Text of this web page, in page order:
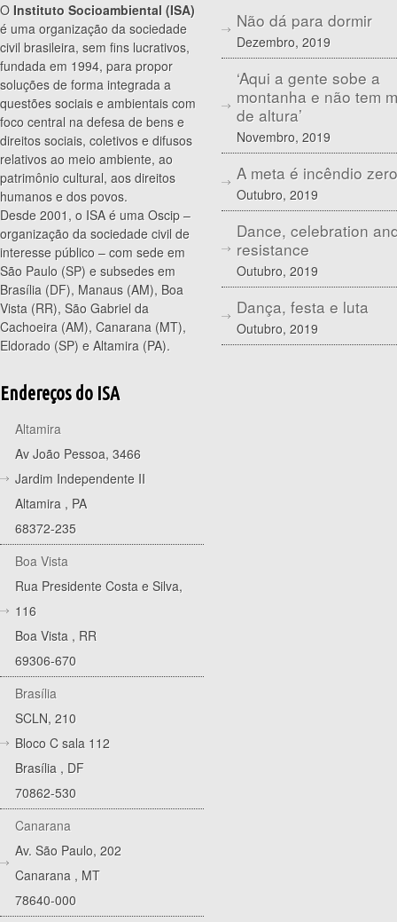
O Instituto Socioambiental (ISA)
é uma organização da sociedade
civil brasileira, sem fins lucrativos,
fundada em 1994, para propor
soluções de forma integrada a
questões sociais e ambientais com
foco central na defesa de bens e
direitos sociais, coletivos e difusos
relativos ao meio ambiente, ao
patrimônio cultural, aos direitos
humanos e dos povos.
Desde 2001, o ISA é uma Oscip –
organização da sociedade civil de
interesse público – com sede em
São Paulo (SP) e subsedes em
Brasília (DF), Manaus (AM), Boa
Vista (RR), São Gabriel da
Cachoeira (AM), Canarana (MT),
Eldorado (SP) e Altamira (PA).
Endereços do ISA
Altamira
Av João Pessoa, 3466
Jardim Independente II
Altamira , PA
68372-235
Boa Vista
Rua Presidente Costa e Silva,
116
Boa Vista , RR
69306-670
Brasília
SCLN, 210
Bloco C sala 112
Brasília , DF
70862-530
Canarana
Av. São Paulo, 202
Canarana , MT
78640-000
Não dá para dormir
Dezembro, 2019
‘Aqui a gente sobe a
montanha e não tem
de altura’
Novembro, 2019
A meta é incêndio zero
Outubro, 2019
Dance, celebration
resistance
Outubro, 2019
Dança, festa e luta
Outubro, 2019